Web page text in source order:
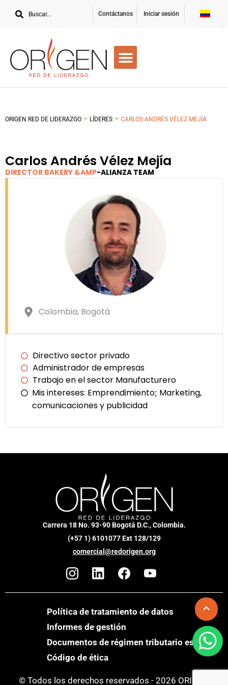
Contáctanos Iniciar sesión
ORIGEN RED DE LIDERAZGO > LÍDERES > CARLOS ANDRÉS VÉLEZ MEJÍA
Carlos Andrés Vélez Mejía
DIRECTOR BAKERY &AMP-ALIANZA TEAM
Colombia, Bogotá
Directivo sector privado
Administrador de empresas
Trabajo en el sector Manufacturero
Mis intereses: Emprendimiento; Marketing,
comunicaciones y publicidad
Carrera 18 No. 93-90 Bogotá D.C., Colombia.
(+57 1) 6101077 Ext 128/129
comercial@redorigen.org
Política de tratamiento de datos
Informes de gestión
Documentos de régimen tributario especial
Código de ética
© Todos los derechos reservados - 2026 ORIGEN